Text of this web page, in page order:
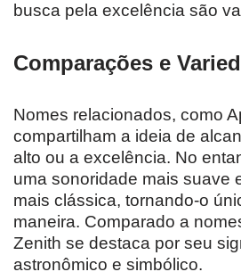
busca pela excelência são
Comparações e
Nomes relacionados, como
compartilham a ideia de
alto ou a excelência. No
uma sonoridade mais suave
mais clássica, tornando-o
maneira. Comparado a
Zenith se destaca por seu
astronômico e simbólico.